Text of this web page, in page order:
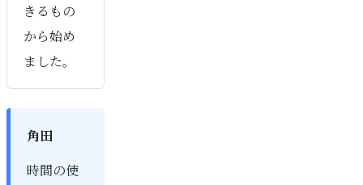
きるもの
から始め
ました。
角田
時間の使